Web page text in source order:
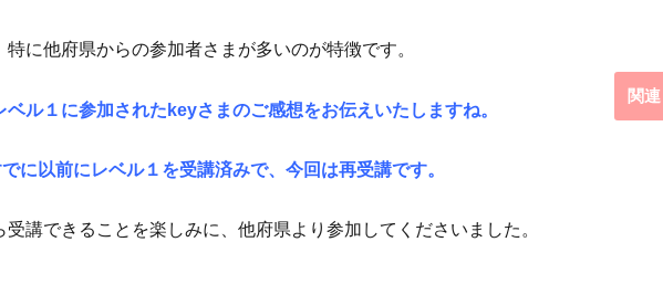
特に他府県からの参加者さまが多いのが特徴です。
ベル１に参加されたkeyさまのご感想をお伝えいたしますね。
に以前にレベル１を受講済みで、今回は再受講です。
受講できることを楽しみに、他府県より参加してくださいました。
関